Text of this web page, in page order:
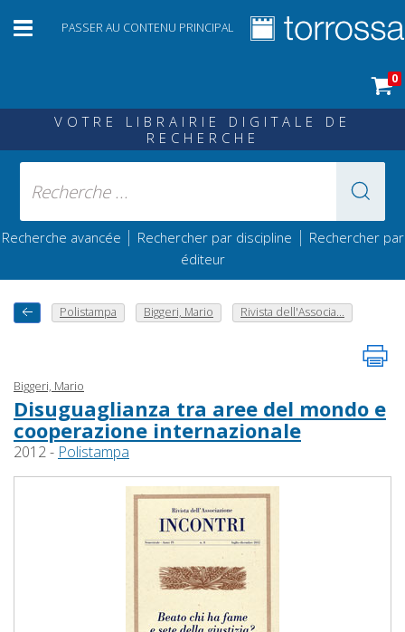
PASSER AU CONTENU PRINCIPAL
0
VOTRE LIBRAIRIE DIGITALE DE
RECHERCHE
Recherche avancée | Rechercher par discipline | Rechercher par
éditeur
Polistampa Biggeri, Mario Rivista dell'Associa...
Biggeri, Mario
Disuguaglianza tra aree del mondo e
cooperazione internazionale
2012 - Polistampa